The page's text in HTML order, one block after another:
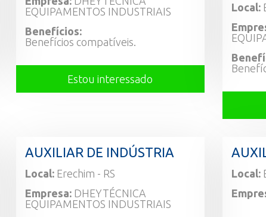
EQUIPAMENTOS INDUSTRIAIS
Benefícios:
Benefícios compatíveis.
Estou interessado
Local:
AUXILIAR DE INDÚSTRIA
Local: Erechim - RS
Empresa: DHEYTÉCNICA
EQUIPAMENTOS INDUSTRIAIS
Local: